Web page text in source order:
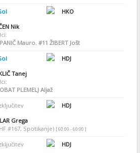
HKO
Nik
Mauro, #11 ŽIBERT Jošt
HDJ
Tanej
PLEMELJ Aljaž
HDJ
Grega
#167, Spotikanje) [ 60:00 - 60:00 ]
HDJ